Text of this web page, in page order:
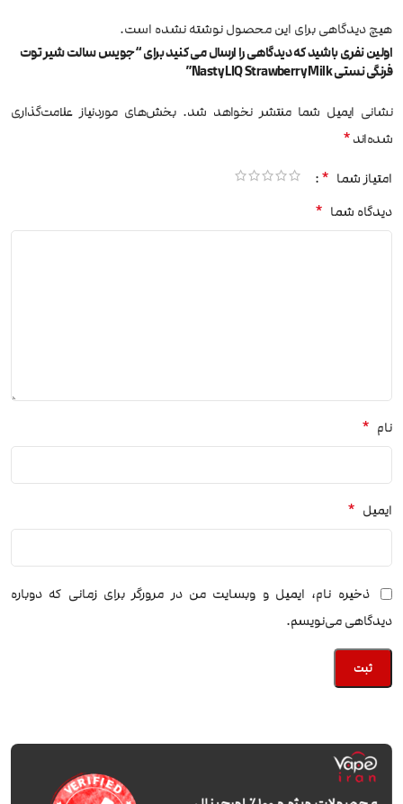
هیچ دیدگاهی برای این محصول نوشته نشده است.
اولین نفری باشید که دیدگاهی را ارسال می کنید برای “جویس سالت شیر توت
فرنگی نستی Nasty LIQ Strawberry Milk”
نشانی ایمیل شما منتشر نخواهد شد. بخش‌های موردنیاز علامت‌گذاری
شده‌اند*
امتیاز شما *
دیدگاه شما *
نام *
ایمیل *
ذخیره نام، ایمیل و وبسایت من در مرورگر برای زمانی که دوباره
دیدگاهی می‌نویسم.